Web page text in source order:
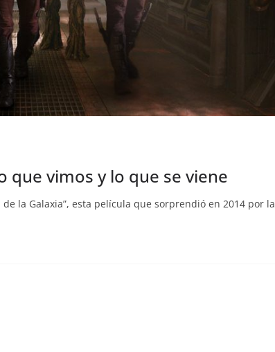
que vimos y lo que se viene
la Galaxia”, esta película que sorprendió en 2014 por la